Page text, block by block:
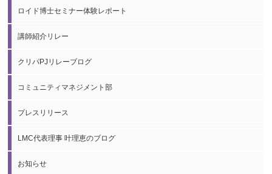
ロイド博士セミナー体験レポート
講師紹介リレー
クリパPJリレーブログ
コミュニティマネジメント部
プレスリリース
LMC代表理事 叶理恵のブログ
お知らせ